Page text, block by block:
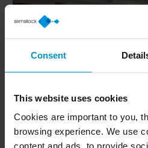
Consent
This website uses cookies
Cookies are important to you,
browsing experience. We use
content and ads, to provide
Slimstock Kundentag